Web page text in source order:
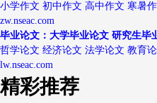
小学作文 初中作文 高中作文 寒暑
zw.nseac.com
毕业论文：大学毕业论文 研究生毕
哲学论文 经济论文 法学论文 教育
lw.nseac.com
精彩推荐